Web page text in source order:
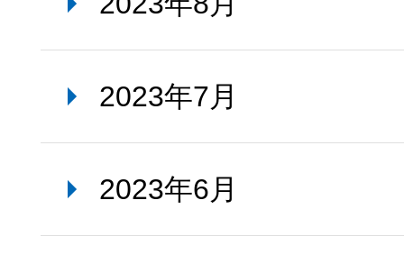
2023年7月
2023年6月